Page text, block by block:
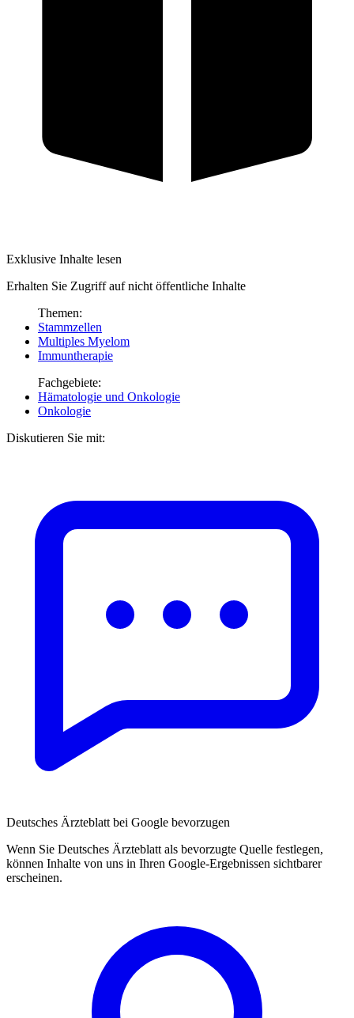
Exklusive Inhalte lesen
Erhalten Sie Zugriff auf nicht öffentliche Inhalte
Themen:
Stammzellen
Multiples Myelom
Immuntherapie
Fachgebiete:
Hämatologie und Onkologie
Onkologie
Diskutieren Sie mit:
Deutsches Ärzteblatt bei Google bevorzugen
Wenn Sie Deutsches Ärzteblatt als bevorzugte Quelle festlegen,
können Inhalte von uns in Ihren Google-Ergebnissen sichtbarer
erscheinen.